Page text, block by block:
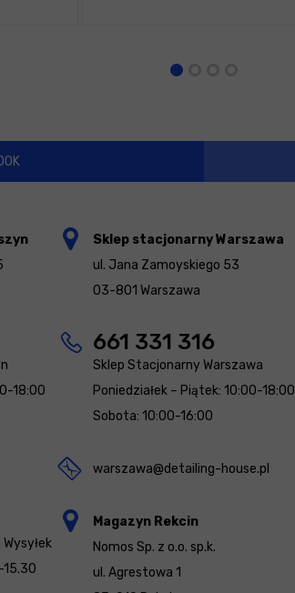
18:00
15.30
Sklep stacjonarny Warszawa
ul. Jana Zamoyskiego 53
03-801 Warszawa
661 331 316
Sklep Stacjonarny Warszawa
Poniedziałek – Piątek: 10:00-18:00
Sobota: 10:00-16:00
warszawa@detailing-house.pl
Magazyn Rekcin
Nomos Sp. z o.o. sp.k.
ul. Agrestowa 1